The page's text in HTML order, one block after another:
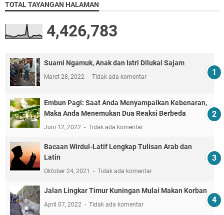
TOTAL TAYANGAN HALAMAN
4,426,783
Suami Ngamuk, Anak dan Istri Dilukai Sajam
Maret 28, 2022 Tidak ada komentar
Embun Pagi: Saat Anda Menyampaikan Kebenaran,
Maka Anda Menemukan Dua Reaksi Berbeda
Juni 12, 2022 Tidak ada komentar
Bacaan Wirdul-Latif Lengkap Tulisan Arab dan
Latin
Oktober 24, 2021 Tidak ada komentar
Jalan Lingkar Timur Kuningan Mulai Makan Korban
April 07, 2022 Tidak ada komentar